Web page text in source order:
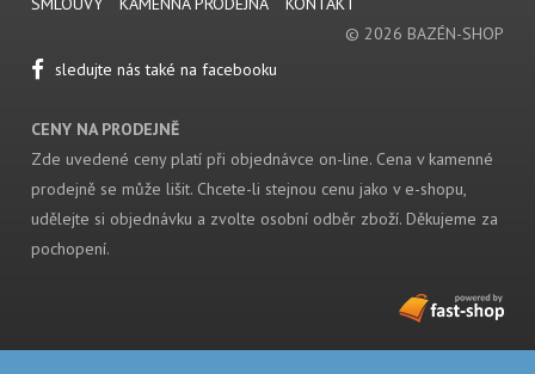
© 2026 BAZÉN-SHOP
sledujte nás také na facebooku
CENY NA PRODEJNĚ
Zde uvedené ceny platí při objednávce on-line. Cena v kamenné
prodejně se může lišit. Chcete-li stejnou cenu jako v e-shopu,
udělejte si objednávku a zvolte osobní odběr zboží. Děkujeme za
pochopení.